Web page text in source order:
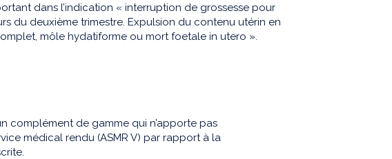
dans l’indication « interruption de grossesse pour
du deuxième trimestre. Expulsion du contenu utérin en
môle hydatiforme ou mort foetale in utero ».
complément de gamme qui n’apporte pas
médical rendu (ASMR V) par rapport à la